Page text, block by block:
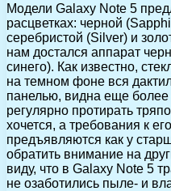
Модели Galaxy Note 5
расцветках: черной
серебристой (Silver) и
нам достался аппарат
синего). Как известно,
на темном фоне вся
панелью, видна еще более
регулярно протирать
хочется, а требования к
предъявляются как у
обратить внимание на
виду, что в Galaxy Note 5
не озаботились пыле- и